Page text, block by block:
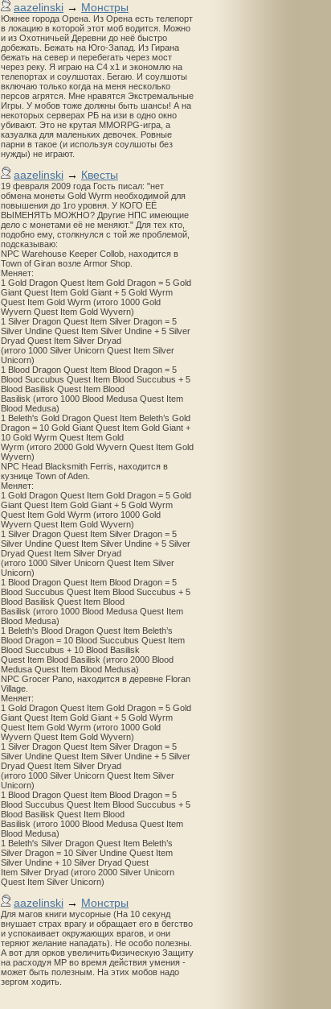
aazelinski → Монстры
Южнее города Орена. Из Орена есть телепорт
в локацию в которой этот моб водится. Можно
и из Охотничьей Деревни до неё быстро
добежать. Бежать на Юго-Запад. Из Гирана
бежать на север и перебегать через мост
через реку. Я играю на С4 х1 и экономлю на
телепортах и соулшотах. Бегаю. И соулшоты
включаю только когда на меня несколько
персов агрятся. Мне нравятся Экстремальные
Игры. У мобов тоже должны быть шансы! А на
некоторых серверах РБ на изи в одно окно
убивают. Это не крутая MMORPG-игра, а
казуалка для маленьких девочек. Ровные
парни в такое (и используя соулшоты без
нужды) не играют.
aazelinski → Квесты
19 февраля 2009 года Гость писал: "нет
обмена монеты Gold Wyrm необходимой для
повышения до 1го уровня. У КОГО ЕЁ
ВЫМЕНЯТЬ МОЖНО? Другие НПС имеющие
дело с монетами её не меняют." Для тех кто,
подобно ему, столкнулся с той же проблемой,
подсказываю:
NPC Warehouse Keeper Collob, находится в
Town of Giran возле Armor Shop.
Меняет:
1 Gold Dragon Quest Item Gold Dragon = 5 Gold
Giant Quest Item Gold Giant + 5 Gold Wyrm
Quest Item Gold Wyrm (итого 1000 Gold
Wyvern Quest Item Gold Wyvern)
1 Silver Dragon Quest Item Silver Dragon = 5
Silver Undine Quest Item Silver Undine + 5 Silver
Dryad Quest Item Silver Dryad
(итого 1000 Silver Unicorn Quest Item Silver
Unicorn)
1 Blood Dragon Quest Item Blood Dragon = 5
Blood Succubus Quest Item Blood Succubus + 5
Blood Basilisk Quest Item Blood
Basilisk (итого 1000 Blood Medusa Quest Item
Blood Medusa)
1 Beleth's Gold Dragon Quest Item Beleth’s Gold
Dragon = 10 Gold Giant Quest Item Gold Giant +
10 Gold Wyrm Quest Item Gold
Wyrm (итого 2000 Gold Wyvern Quest Item Gold
Wyvern)
NPC Head Blacksmith Ferris, находится в
кузнице Town of Aden.
Меняет:
1 Gold Dragon Quest Item Gold Dragon = 5 Gold
Giant Quest Item Gold Giant + 5 Gold Wyrm
Quest Item Gold Wyrm (итого 1000 Gold
Wyvern Quest Item Gold Wyvern)
1 Silver Dragon Quest Item Silver Dragon = 5
Silver Undine Quest Item Silver Undine + 5 Silver
Dryad Quest Item Silver Dryad
(итого 1000 Silver Unicorn Quest Item Silver
Unicorn)
1 Blood Dragon Quest Item Blood Dragon = 5
Blood Succubus Quest Item Blood Succubus + 5
Blood Basilisk Quest Item Blood
Basilisk (итого 1000 Blood Medusa Quest Item
Blood Medusa)
1 Beleth's Blood Dragon Quest Item Beleth’s
Blood Dragon = 10 Blood Succubus Quest Item
Blood Succubus + 10 Blood Basilisk
Quest Item Blood Basilisk (итого 2000 Blood
Medusa Quest Item Blood Medusa)
NPC Grocer Pano, находится в деревне Floran
Village.
Меняет:
1 Gold Dragon Quest Item Gold Dragon = 5 Gold
Giant Quest Item Gold Giant + 5 Gold Wyrm
Quest Item Gold Wyrm (итого 1000 Gold
Wyvern Quest Item Gold Wyvern)
1 Silver Dragon Quest Item Silver Dragon = 5
Silver Undine Quest Item Silver Undine + 5 Silver
Dryad Quest Item Silver Dryad
(итого 1000 Silver Unicorn Quest Item Silver
Unicorn)
1 Blood Dragon Quest Item Blood Dragon = 5
Blood Succubus Quest Item Blood Succubus + 5
Blood Basilisk Quest Item Blood
Basilisk (итого 1000 Blood Medusa Quest Item
Blood Medusa)
1 Beleth's Silver Dragon Quest Item Beleth’s
Silver Dragon = 10 Silver Undine Quest Item
Silver Undine + 10 Silver Dryad Quest
Item Silver Dryad (итого 2000 Silver Unicorn
Quest Item Silver Unicorn)
aazelinski → Монстры
Для магов книги мусорные (На 10 секунд
внушает страх врагу и обращает его в бегство
и успокаивает окружающих врагов, и они
теряют желание нападать). Не особо полезны.
А вот для орков увеличитьФизическую Защиту
на расходуя MP во время действия умения -
может быть полезным. На этих мобов надо
зергом ходить.